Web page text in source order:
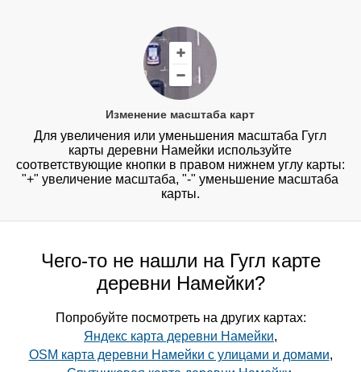
Изменение масштаба карт
Для увеличения или уменьшения масштаба Гугл
карты деревни Намейки используйте
соответствующие кнопки в правом нижнем углу карты:
"+" увеличение масштаба, "-" уменьшение масштаба
карты.
Чего-то не нашли на Гугл карте
деревни Намейки?
Попробуйте посмотреть на других картах:
Яндекс карта деревни Намейки,
OSM карта деревни Намейки с улицами и домами,